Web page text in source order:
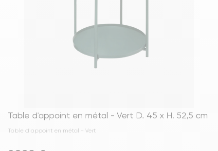
Table d'appoint en métal - Vert D. 45 x H. 52,5 cm
Table d'appoint en métal - Vert